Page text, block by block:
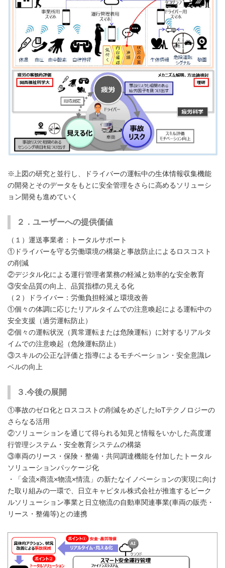
※上図の研究と並行し、ドライバーの運転中の生体情報収集機能
の開発とそのデータをもとに安全管理をさらに高めるソリューシ
ョン開発も進めていく
２．ユーザーへの提供価値
（１）運送事業者：トータルサポート
①ドライバーを守る労働環境の構築と事故防止によるロスコスト
の削減
②デジタル化による運行管理者業務の軽減と効率的な安全教育
③安全品質の向上、品質指標の見える化
（２）ドライバー：労働負担軽減と環境改善
①個々の体調に応じたリアルタイムでの注意喚起による運転中の
安全支援（過労運転防止）
②個々の運転状況（異常運転または危険運転）に対するリアルタ
イムでの注意喚起（危険運転防止）
③スキルの公正な評価と指導によるモチベーション・安全意識レ
ベルの向上
３.今後の展開
①事故のゼロ化とロスコストの削減をめざしたIoTテクノロジーの
さらなる活用
②ソリューションを通じて得られる知見と情報をいかした高度運
行管理システム・安全教育システムの構築
③車両のリース・保険・整備・共同調達機能を付加したトータル
ソリューションパッケージ化
・「金流×商流×物流×情流」の新たなイノベーションの実現に向け
た取り組みの一環で、日立キャピタル株式会社が推進するビーク
ルソリューション事業と日立物流の自動車関連事業(車両の販売・
リース・整備等)との連携